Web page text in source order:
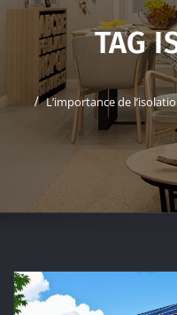
TAG
L’importance de